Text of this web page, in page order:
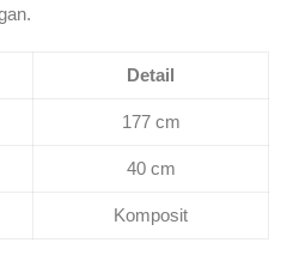
Detail
177 cm
40 cm
Komposit